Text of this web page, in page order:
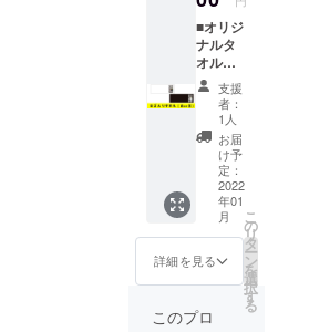
びくだ
さい。
※画像は
イメー
ジです
＜マス
ク詳細
＞ ポリ
エステ
ル100%
／メッ
シュ生
地／UV
カット
素材／
付き／
■オリジ
ナルタ
オル＋
実行委
員会か
らのお
礼メッ
セージ■
Miyaza
20Fes
オリジ
ナルタ
オル。
カラー
を、白
もしく
は黒か
支援
者：
1人
お届
け予
定：
2022
年01
月
詳細を見る
こ
の
リ
タ
ー
ン
を
選
択
す
る
このプロ